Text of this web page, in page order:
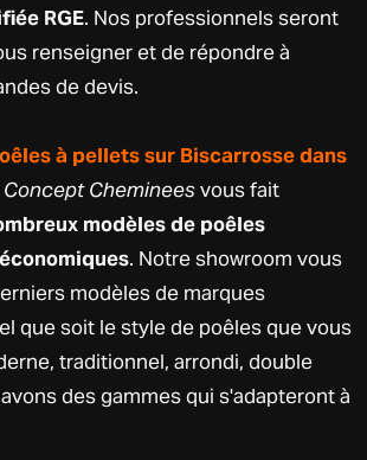
RGE. Nos professionnels seront
renseigner et de répondre à
de devis.
à pellets sur Biscarrosse dans
Chemineesvous fait
modèles de poêles
. Notre showroom vous
modèles de marques
que soit le style de poêles que vous
traditionnel, arrondi, double
des gammes qui s'adapteront à